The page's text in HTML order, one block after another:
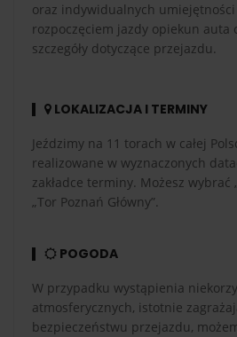
oraz indywidualnych umiejętności
rozpoczęciem jazdy opiekun auta
szczegóły dotyczące przejazdu.
LOKALIZACJA I TERMINY
Jeździmy na 11 torach w całej
realizowane w wyznaczonych
zakładce terminy. Możesz wybrać
„Tor Poznań Główny”.
POGODA
W przypadku wystąpienia
atmosferycznych, istotnie
bezpieczeństwu przejazdu,